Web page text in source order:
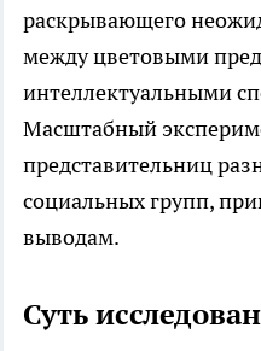
раскрывающего
между цветовыми
интеллектуальными
Масштабный
представительниц
социальных групп,
выводам.
Суть